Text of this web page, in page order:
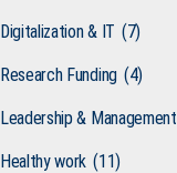
Digitalization & IT (7)
Research Funding (4)
Leadership & Management
Healthy work (11)